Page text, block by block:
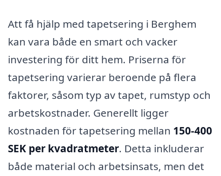
Att få hjälp med tapetsering i Berghem
kan vara både en smart och vacker
investering för ditt hem. Priserna för
tapetsering varierar beroende på flera
faktorer, såsom typ av tapet, rumstyp och
arbetskostnader. Generellt ligger
kostnaden för tapetsering mellan 150-400
SEK per kvadratmeter. Detta inkluderar
både material och arbetsinsats, men det